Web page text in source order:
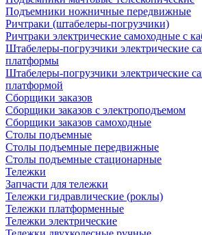
Подъемники ножничные передвижные
Ричтраки (штабелеры-погрузчики)
Ричтраки электрические самоходные с
Штабелеры-погрузчики электрические
платформы
Штабелеры-погрузчики электрические
платформой
Сборщики заказов
Сборщики заказов с электроподъемом
Сборщики заказов самоходные
Столы подъемные
Столы подъемные передвижные
Столы подъемные стационарные
Тележки
Запчасти для тележки
Тележки гидравлические (роклы)
Тележки платформенные
Тележки электрические